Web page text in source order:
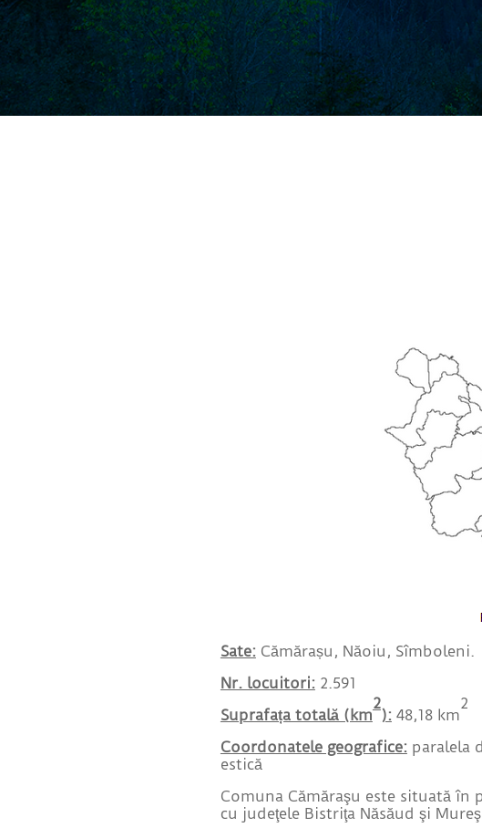
Sate: Cămărașu, Năoiu, Sîmboleni.
Nr. locuitori: 2.591
Suprafața totală (km
2
): 48,18 km
2
Coordonatele geografice: paralela
estică
Comuna Cămăraşu este situată
cu judeţele Bistriţa Năsăud şi